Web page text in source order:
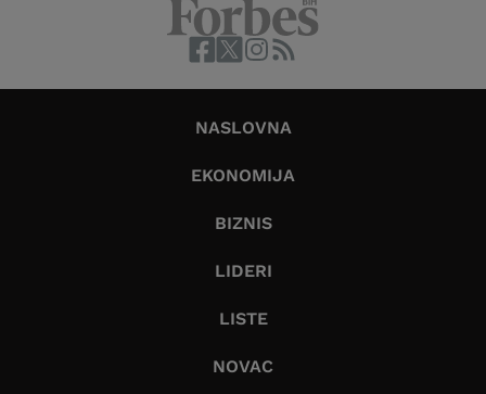
NASLOVNA
EKONOMIJA
BIZNIS
LIDERI
LISTE
NOVAC